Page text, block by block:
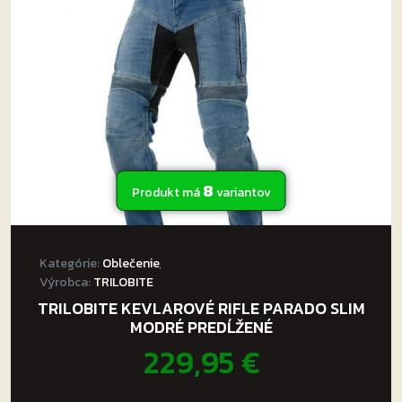
Produkt má8variantov
Kategórie:Oblečenie,
Výrobca:TRILOBITE
TRILOBITE KEVLAROVÉ RIFLE PARADO SLIM
MODRÉ PREDĹŽENÉ
229,95€